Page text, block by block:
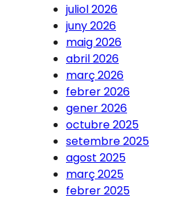
juliol 2026
juny 2026
maig 2026
abril 2026
març 2026
febrer 2026
gener 2026
octubre 2025
setembre 2025
agost 2025
març 2025
febrer 2025